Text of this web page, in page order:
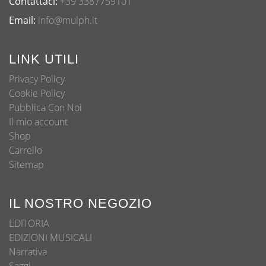
Email: info@mulph.it
LINK UTILI
Privacy Policy
Cookie Policy
Pubblica Con Noi
Il mio account
Shop
Carrello
Sitemap
IL NOSTRO NEGOZIO
EDITORIA
EDIZIONI MUSICALI
Narrativa